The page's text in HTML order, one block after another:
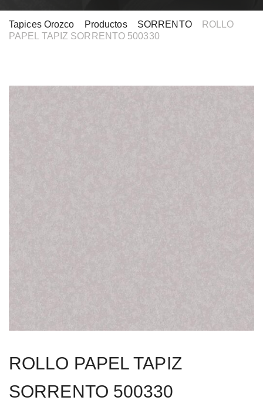
Tapices Orozco Productos> SORRENTO>
ROLLO
PAPEL TAPIZ SORRENTO 500330
ROLLO PAPEL TAPIZ
SORRENTO 500330